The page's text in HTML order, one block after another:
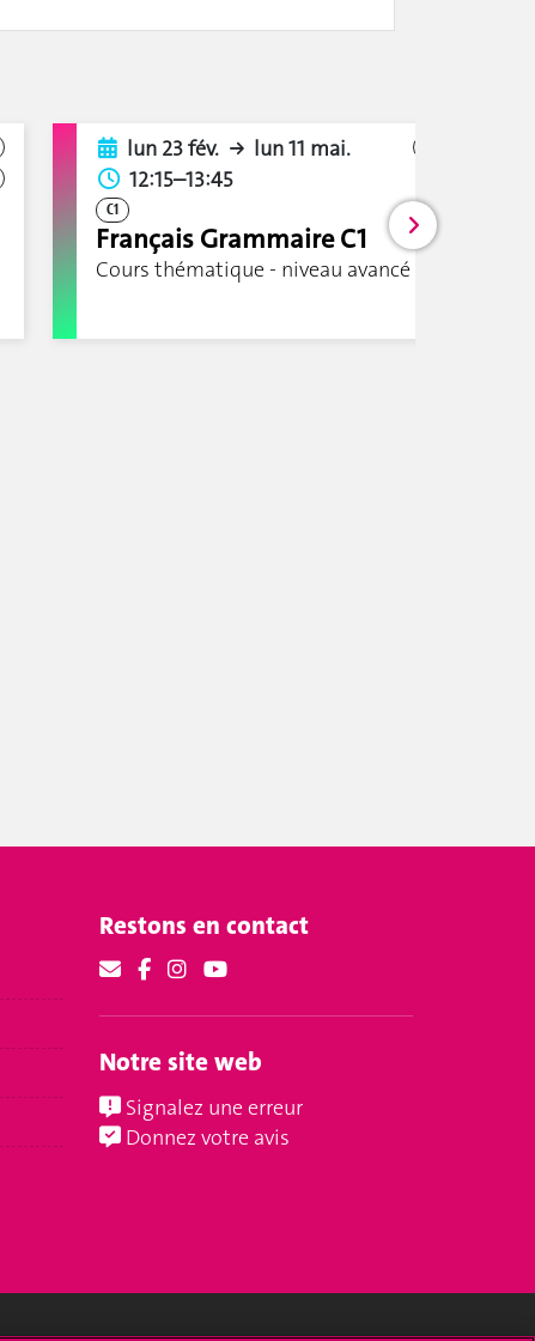
lun 23 fév.
lun 11 mai.
12:15–13:45
C1
Français Grammaire C1
Cours thématique - niveau avancé
Restons en contact
Notre site web
Signalez une erreur
Donnez votre avis